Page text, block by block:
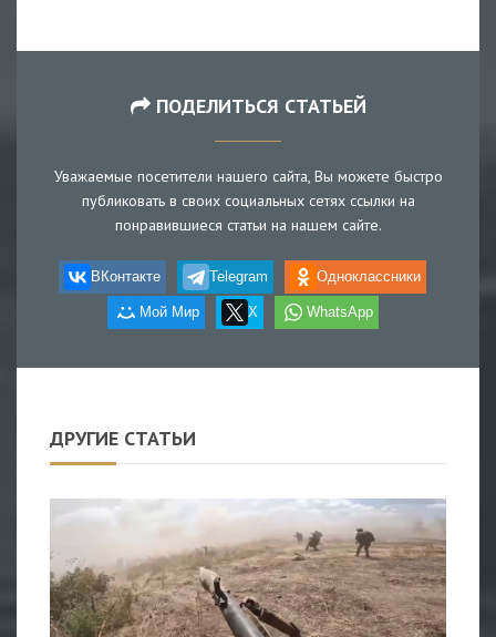
ПОДЕЛИТЬСЯ СТАТЬЕЙ
Уважаемые посетители нашего сайта, Вы можете быстро
публиковать в своих социальных сетях ссылки на
понравившиеся статьи на нашем сайте.
ВКонтакте Telegram Одноклассники
Мой Мир X WhatsApp
ДРУГИЕ СТАТЬИ